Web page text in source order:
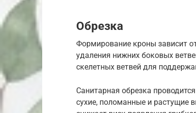
Обрезка
Формирование кроны зависит
удаления нижних боковых
скелетных ветвей для
Санитарная обрезка
сухие, поломанные и растущие